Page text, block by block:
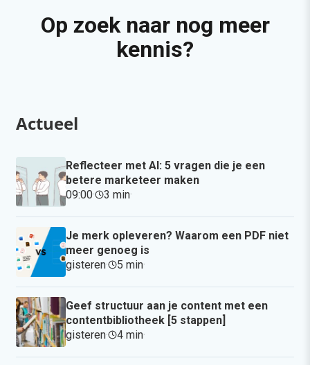
Op zoek naar nog meer
kennis?
Actueel
Reflecteer met AI: 5 vragen die je een
betere marketeer maken
09:00· 3 min·
Je merk opleveren? Waarom een PDF niet
meer genoeg is
gisteren· 5 min·
Geef structuur aan je content met een
contentbibliotheek [5 stappen]
gisteren· 4 min·